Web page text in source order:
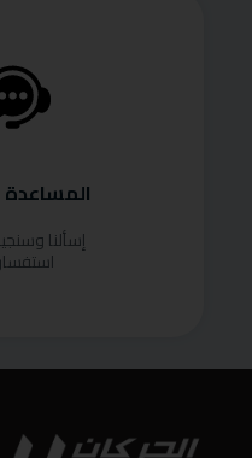
إسألنا